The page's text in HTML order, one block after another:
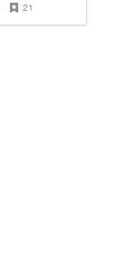
21